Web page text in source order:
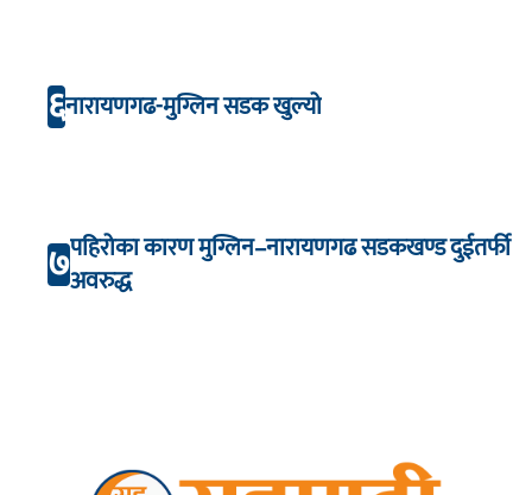
६नारायणगढ-मुग्लिन सडक खुल्यो
७पहिरोका कारण मुग्लिन–नारायणगढ सडकखण्ड दुईतर्फी
अवरुद्ध